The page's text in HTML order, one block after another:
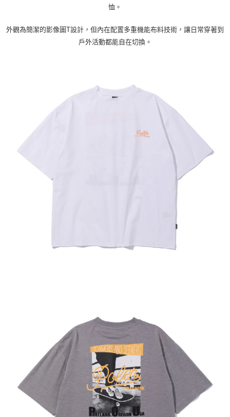
恤。
外觀為簡潔的影像圖T設計，但內在配置多重機能布料技術，讓日常穿著到
戶外活動都能自在切換。